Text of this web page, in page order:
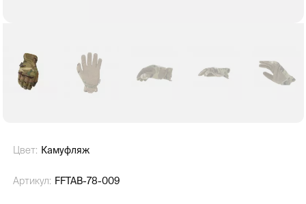
Цвет: Камуфляж
Артикул: FFTAB-78-009